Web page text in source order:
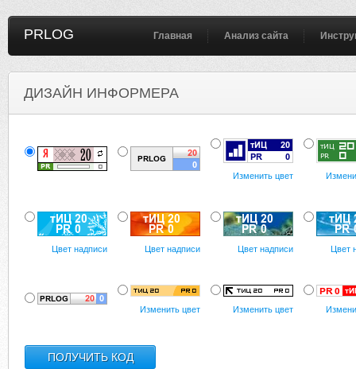
PRLOG Главная Анализ сайта
ДИЗАЙН ИНФОРМЕРА
Изменить цвет
Цвет надписи Цвет надписи Цвет надписи Цвет
Изменить цвет Изменить цвет